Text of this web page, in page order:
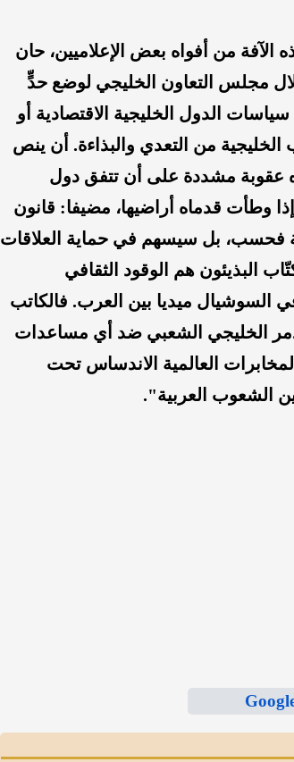
الآفة من أفواه بعض الإعلاميين، حان
مجلس التعاون الخليجي لوضع حدٍّ
الدول الخليجية الاقتصادية أو
من التعدي والبذاءة. أن ينص
عقوبة مشددة على أن تتفق دول
وطأت قدماه أراضيها، مضيفا: قانون
فحسب، بل سيسهم في حماية العلاقات
البذيئون هم الوقود الثقافي
السوشيال ميديا بين العرب. فالكاتب
الخليجي الشعبي ضد أي مساعدات
العالمية الاندساس تحت
الشعوب العربية".